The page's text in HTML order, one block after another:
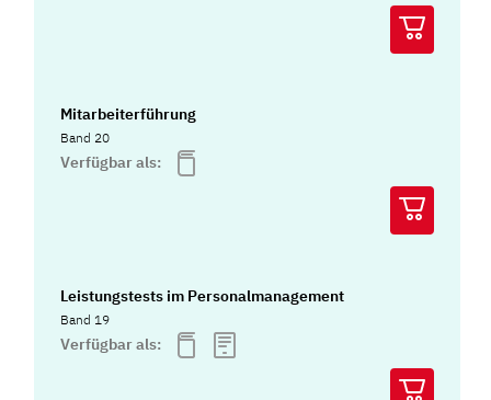
Mitarbeiterführung
Band 20
Verfügbar als:
Leistungstests im Personalmanagement
Band 19
Verfügbar als: